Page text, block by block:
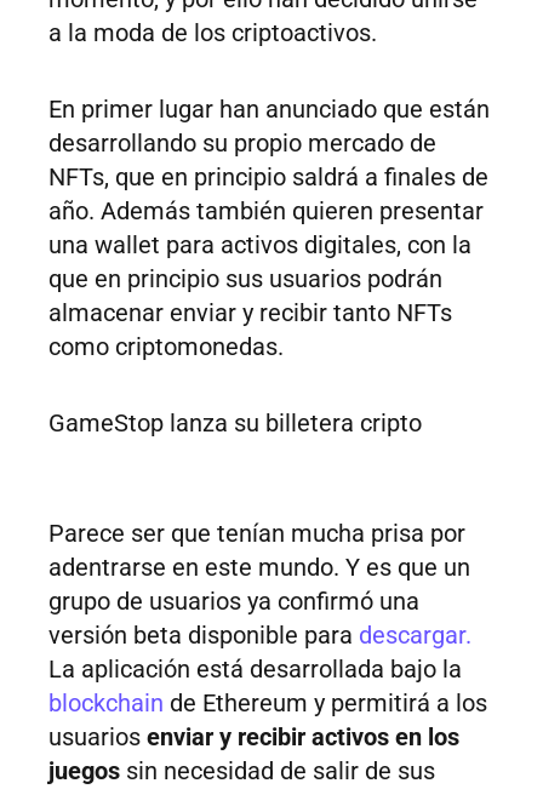
a la moda de los criptoactivos.
En primer lugar han anunciado que están
desarrollando su propio mercado de
NFTs, que en principio saldrá a finales de
año. Además también quieren presentar
una wallet para activos digitales, con la
que en principio sus usuarios podrán
almacenar enviar y recibir tanto NFTs
como criptomonedas.
GameStop lanza su billetera cripto
Parece ser que tenían mucha prisa por
adentrarse en este mundo. Y es que un
grupo de usuarios ya confirmó una
versión beta disponible para descargar.
La aplicación está desarrollada bajo la
blockchain de Ethereum y permitirá a los
usuarios enviar y recibir activos en los
juegos sin necesidad de salir de sus